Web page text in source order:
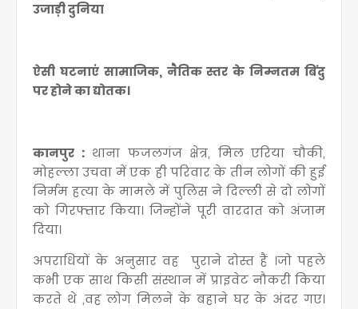
उजाड़ी दुनिया
ऐसी घटनाएं सामाजिक, नैतिक स्तर के निम्नतम बिंदु
पर होने का द्योतक।
कानपुर :थाना फजलगंज क्षेत्र, मिल एरिया चौकी,
मोहल्ला उचवा में एक ही परिवार के तीन लोगों की हुई
निर्मम हत्या के मामले में पुलिस ने दिल्ली से दो लोगों
को गिरफ्तार किया। जिन्होंने पूरी वारदात को अंजाम
दिया।
अपराधियों के अनुसार वह पुराने दोस्त हैं ।जो पहले
कभी एक साथ किसी संस्थान में प्राइवेट नौकरी किया
करते थे ,वह लोग मिलने के बहाने घर के अंदर गए।